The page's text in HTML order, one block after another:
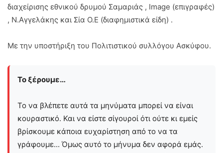
διαχείρισης εθνικού δρυμού Σαμαριάς , Ιmage (επιγραφές)
, Ν.Αγγελάκης και Σία Ο.Ε (διαφημιστικά είδη) .
Με την υποστήριξη του Πολιτιστικού συλλόγου Ασκύφου.
Το ξέρουμε…
Το να βλέπετε αυτά τα μηνύματα μπορεί να είναι
κουραστικό. Και να είστε σίγουροί ότι ούτε κι εμείς
βρίσκουμε κάποια ευχαρίστηση από το να τα
γράφουμε... Όμως αυτό το μήνυμα δεν αφορά εμάς.